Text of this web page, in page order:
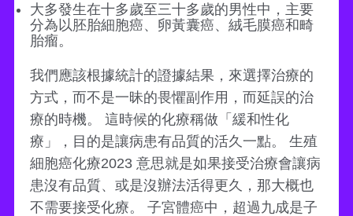
大多發生在十多歲至三十多歲的男性中，主要
分為以胚胎細胞癌、卵黃囊癌、絨毛膜癌和畸
胎瘤。
我們應該根據統計的證據結果，來選擇治療的
方式，而不是一昧的畏懼副作用，而延誤的治
療的時機。 這時候的化療稱做「緩和性化
療」，目的是讓病患有品質的活久一點。 生殖
細胞癌化療2023 意思就是如果接受治療會讓病
患沒有品質、或是沒辦法活得更久，那大概也
不需要接受化療。 子宮體癌中，超過九成是子